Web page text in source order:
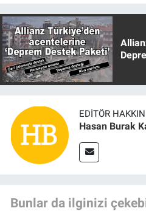
EDITÖR
Hasan Burak
Bunlar da ilginizi